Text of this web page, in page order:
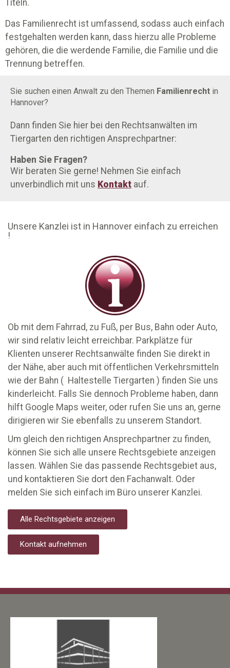
Titeln.
Das Familienrecht ist umfassend, sodass auch einfach
festgehalten werden kann, dass hierzu alle Probleme
gehören, die die werdende Familie, die Familie und die
Trennung betreffen.
Sie suchen einen Anwalt zu den Themen Familienrecht in
Hannover?
Dann finden Sie hier bei den Rechtsanwälten im
Tiergarten den richtigen Ansprechpartner:
Haben Sie Fragen?
Wir beraten Sie gerne! Nehmen Sie einfach
unverbindlich mit uns Kontakt auf.
Unsere Kanzlei ist in Hannover einfach zu erreichen
!
Ob mit dem Fahrrad, zu Fuß, per Bus, Bahn oder Auto,
wir sind relativ leicht erreichbar. Parkplätze für
Klienten unserer Rechtsanwälte finden Sie direkt in
der Nähe, aber auch mit öffentlichen Verkehrsmitteln
wie der Bahn ( Haltestelle Tiergarten ) finden Sie uns
kinderleicht. Falls Sie dennoch Probleme haben, dann
hilft Google Maps weiter, oder rufen Sie uns an, gerne
dirigieren wir Sie ebenfalls zu unserem Standort.
Um gleich den richtigen Ansprechpartner zu finden,
können Sie sich alle unsere Rechtsgebiete anzeigen
lassen. Wählen Sie das passende Rechtsgebiet aus,
und kontaktieren Sie dort den Fachanwalt. Oder
melden Sie sich einfach im Büro unserer Kanzlei.
Alle Rechtsgebiete anzeigen
Kontakt aufnehmen